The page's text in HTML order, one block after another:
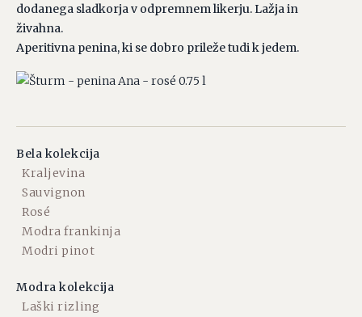
dodanega sladkorja v odpremnem likerju. Lažja in
živahna.
Aperitivna penina, ki se dobro prileže tudi k jedem.
Bela kolekcija
Kraljevina
Sauvignon
Rosé
Modra frankinja
Modri pinot
Modra kolekcija
Laški rizling